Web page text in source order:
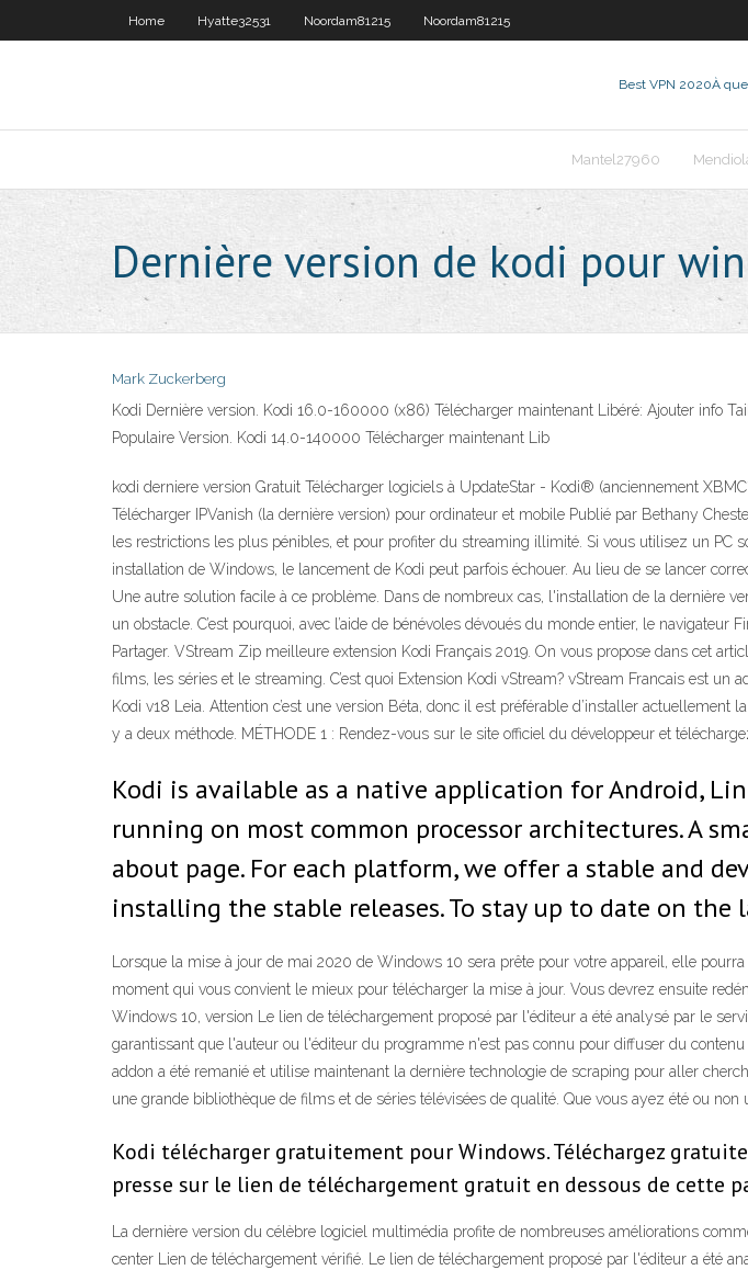
Home Hyatte32531 Noordam81215 Noordam81215
Best VPN 2020À
Mantel27960
Dernière version de kodi pour
Mark Zuckerberg
Kodi Dernière version. Kodi 16.0-160000 (x86) Télécharger maintenant Libéré: Ajouter info
Populaire Version. Kodi 14.0-140000 Télécharger maintenant Lib
kodi derniere version Gratuit Télécharger logiciels à UpdateStar - Kodi® (anciennement
Télécharger IPVanish (la dernière version) pour ordinateur et mobile Publié par Bethany
les restrictions les plus pénibles, et pour profiter du streaming illimité. Si vous utilisez un
installation de Windows, le lancement de Kodi peut parfois échouer. Au lieu de se lancer
Une autre solution facile à ce problème. Dans de nombreux cas, l'installation de la dernière
un obstacle. C’est pourquoi, avec l’aide de bénévoles dévoués du monde entier, le
Partager. VStream Zip meilleure extension Kodi Français 2019. On vous propose dans cet
films, les séries et le streaming. C’est quoi Extension Kodi vStream? vStream Francais est
Kodi v18 Leia. Attention c’est une version Béta, donc il est préférable d’installer
y a deux méthode. MÉTHODE 1 : Rendez-vous sur le site officiel du développeur et
Kodi is available as a native application for Android,
running on most common processor architectures. A
about page. For each platform, we offer a stable and
installing the stable releases. To stay up to date on the
Lorsque la mise à jour de mai 2020 de Windows 10 sera prête pour votre appareil, elle
moment qui vous convient le mieux pour télécharger la mise à jour. Vous devrez ensuite
Windows 10, version Le lien de téléchargement proposé par l'éditeur a été analysé par le
garantissant que l'auteur ou l'éditeur du programme n'est pas connu pour diffuser du
addon a été remanié et utilise maintenant la dernière technologie de scraping pour aller
une grande bibliothèque de films et de séries télévisées de qualité. Que vous ayez été ou
Kodi télécharger gratuitement pour Windows. Téléchargez
presse sur le lien de téléchargement gratuit en dessous de cette
La dernière version du célèbre logiciel multimédia profite de nombreuses améliorations
center Lien de téléchargement vérifié. Le lien de téléchargement proposé par l'éditeur a été